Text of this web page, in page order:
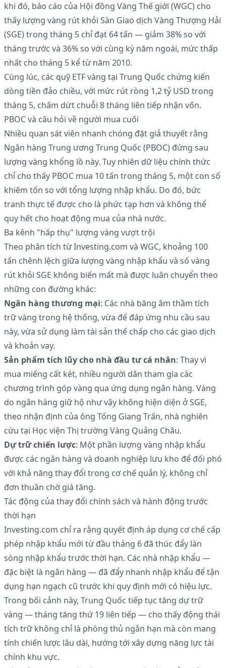
khi đó, báo cáo của Hội đồng Vàng Thế giới (WGC) cho
thấy lượng vàng rút khỏi Sàn Giao dịch Vàng Thượng Hải
(SGE) trong tháng 5 chỉ đạt 64 tấn — giảm 38% so với
tháng trước và 36% so với cùng kỳ năm ngoái, mức thấp
nhất cho tháng 5 kể từ năm 2010.
Cùng lúc, các quỹ ETF vàng tại Trung Quốc chứng kiến
dòng tiền đảo chiều, với mức rút ròng 1,2 tỷ USD trong
tháng 5, chấm dứt chuỗi 8 tháng liên tiếp nhận vốn.
PBOC và câu hỏi về người mua cuối
Nhiều quan sát viên nhanh chóng đặt giả thuyết rằng
Ngân hàng Trung ương Trung Quốc (PBOC) đứng sau
lượng vàng khổng lồ này. Tuy nhiên dữ liệu chính thức
chỉ cho thấy PBOC mua 10 tấn trong tháng 5, một con số
khiêm tốn so với tổng lượng nhập khẩu. Do đó, bức
tranh thực tế được cho là phức tạp hơn và không thể
quy hết cho hoạt động mua của nhà nước.
Ba kênh "hấp thụ" lượng vàng vượt trội
Theo phân tích từ Investing.com và WGC, khoảng 100
tấn chênh lệch giữa lượng vàng nhập khẩu và số vàng
rút khỏi SGE không biến mất mà được luân chuyển theo
những con đường khác:
Ngân hàng thương mại: Các nhà băng âm thầm tích
trữ vàng trong hệ thống, vừa để đáp ứng nhu cầu sau
này, vừa sử dụng làm tài sản thế chấp cho các giao dịch
và khoản vay.
Sản phẩm tích lũy cho nhà đầu tư cá nhân: Thay vì
mua miếng cất két, nhiều người dân tham gia các
chương trình góp vàng qua ứng dụng ngân hàng. Vàng
do ngân hàng giữ hộ như vậy không hiện diện ở SGE,
theo nhận định của ông Tống Giang Trấn, nhà nghiên
cứu tại Học viện Thị trường Vàng Quảng Châu.
Dự trữ chiến lược: Một phần lượng vàng nhập khẩu
được các ngân hàng và doanh nghiệp lưu kho để đối phó
với khả năng thay đổi trong cơ chế quản lý, không chỉ
đơn thuần chờ giá tăng.
Tác động của thay đổi chính sách và hành động trước
thời hạn
Investing.com chỉ ra rằng quyết định áp dụng cơ chế cấp
phép nhập khẩu mới từ đầu tháng 6 đã thúc đẩy làn
sóng nhập khẩu trước thời hạn. Các nhà nhập khẩu —
đặc biệt là ngân hàng — đã đẩy nhanh nhập khẩu để tận
dụng hạn ngạch cũ trước khi quy định mới có hiệu lực.
Trong bối cảnh này, Trung Quốc tiếp tục tăng dự trữ
vàng — tháng tăng thứ 19 liên tiếp — cho thấy động thái
tích trữ không chỉ là phòng thủ ngắn hạn mà còn mang
tính chiến lược lâu dài, hướng tới xây dựng năng lực tài
chính khu vực.